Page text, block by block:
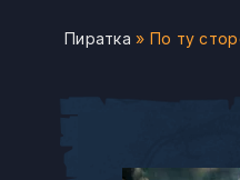
Пиратка » По ту